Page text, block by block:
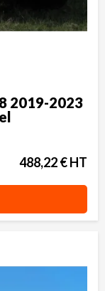
2019-2023
488,22 € HT